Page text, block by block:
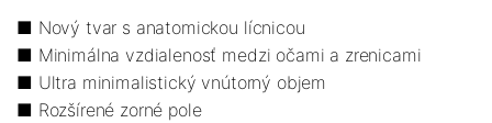
■ Nový tvar s anatomickou lícnicou
■ Minimálna vzdialenosť medzi očami a zrenicami
■ Ultra minimalistický vnútorný objem
■ Rozšírené zorné pole